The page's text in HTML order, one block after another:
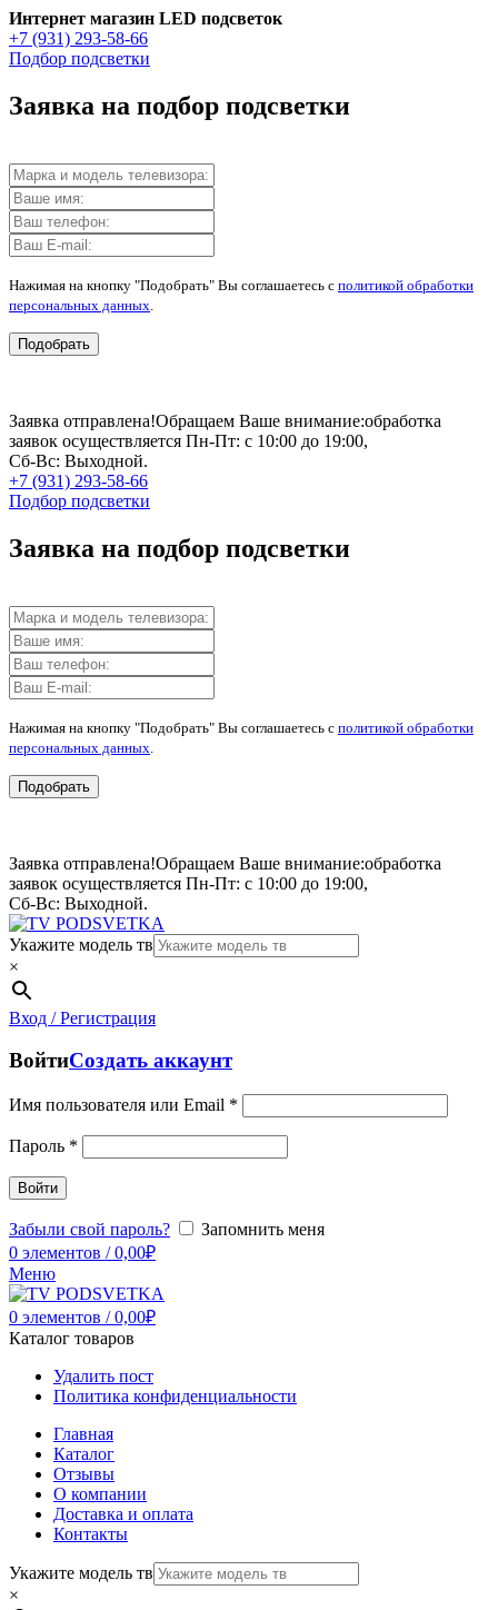
Интернет магазин LED подсветок
+7 (931) 293-58-66
Подбор подсветки
Заявка на подбор подсветки
Нажимая на кнопку "Подобрать" Вы соглашаетесь с политикой обработки
персональных данных
Подобрать
Заявка отправлена!Обращаем Ваше внимание:обработка
заявок осуществляется Пн-Пт: с 10:00 до 19:00,
Сб-Вс: Выходной.
+7 (931) 293-58-66
Подбор подсветки
Заявка на подбор подсветки
Нажимая на кнопку "Подобрать" Вы соглашаетесь с политикой обработки
персональных данных
Подобрать
Заявка отправлена!Обращаем Ваше внимание:обработка
заявок осуществляется Пн-Пт: с 10:00 до 19:00,
Сб-Вс: Выходной.
Укажите модель тв
×
Вход / Регистрация
ВойтиСоздать аккаунт
Имя пользователя или Email *
Пароль *
Войти
Забыли свой пароль?
Запомнить меня
0 элементов / 0,00₽
Меню
0 элементов / 0,00₽
Каталог товаров
Удалить пост
Политика конфиденциальности
Главная
Каталог
Отзывы
О компании
Доставка и оплата
Контакты
Укажите модель тв
×